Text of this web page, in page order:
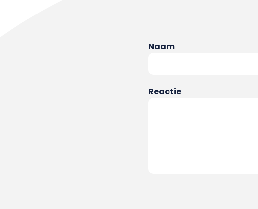
Naam
Reactie